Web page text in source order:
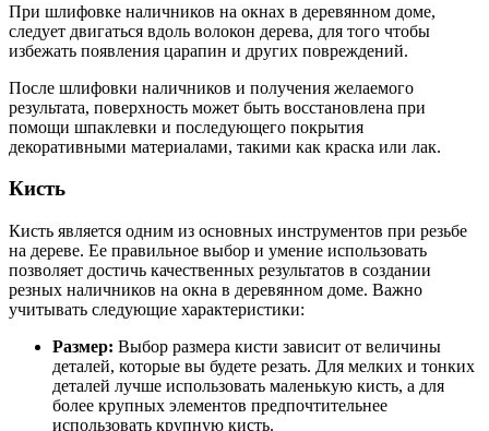
При шлифовке наличников на окнах в деревянном доме,
следует двигаться вдоль волокон дерева, для того чтобы
избежать появления царапин и других повреждений.
После шлифовки наличников и получения желаемого
результата, поверхность может быть восстановлена при
помощи шпаклевки и последующего покрытия
декоративными материалами, такими как краска или лак.
Кисть
Кисть является одним из основных инструментов при резьбе
на дереве. Ее правильное выбор и умение использовать
позволяет достичь качественных результатов в создании
резных наличников на окна в деревянном доме. Важно
учитывать следующие характеристики:
Размер: Выбор размера кисти зависит от величины
деталей, которые вы будете резать. Для мелких и тонких
деталей лучше использовать маленькую кисть, а для
более крупных элементов предпочтительнее
использовать крупную кисть.